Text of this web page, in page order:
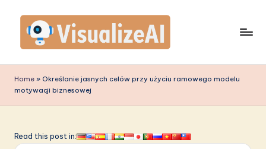
content
is
u
li
Home » Określanie jasnych celów przy użyciu ramowego modelu
motywacji biznesowej
Read this post in: